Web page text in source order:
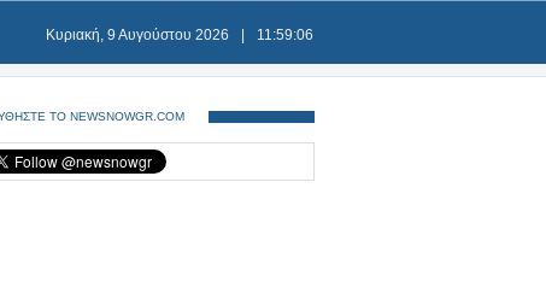
Κυριακή, 9 Αυγούστου 2026 11:59:06
ΤΟ NEWSNOWGR.COM